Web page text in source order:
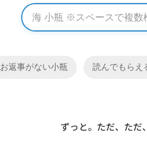
お返事がない小瓶 読んでもらえ
ずっと。ただ、ただ